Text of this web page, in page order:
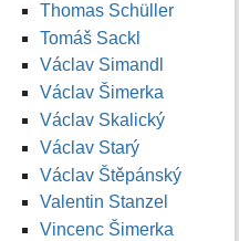
Thomas Schüller
Tomáš Sackl
Václav Simandl
Václav Šimerka
Václav Skalický
Václav Starý
Václav Štěpánský
Valentin Stanzel
Vincenc Šimerka